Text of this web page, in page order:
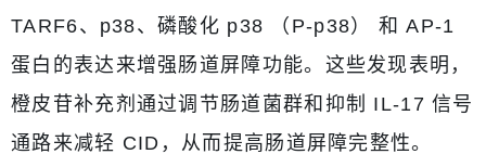
TARF6、p38、磷酸化 p38 （P-p38） 和 AP-1
蛋白的表达来增强肠道屏障功能。这些发现表明，
橙皮苷补充剂通过调节肠道菌群和抑制 IL-17 信号
通路来减轻 CID，从而提高肠道屏障完整性。